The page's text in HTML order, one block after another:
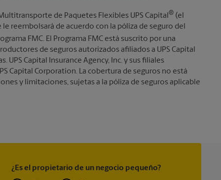
de Paquetes Flexibles UPS Capital ® (el
reembolsará de acuerdo con la póliza de seguro del
FMC. El Programa FMC está suscrito por una
de seguros autorizados afiliados a UPS Capital
UPS Capital Insurance Agency, Inc. y sus filiales
Capital Corporation. La cobertura de seguros no está
y limitaciones, sujetas a la póliza de seguros aplicable
¿Es el propietario de un negocio pequeño?